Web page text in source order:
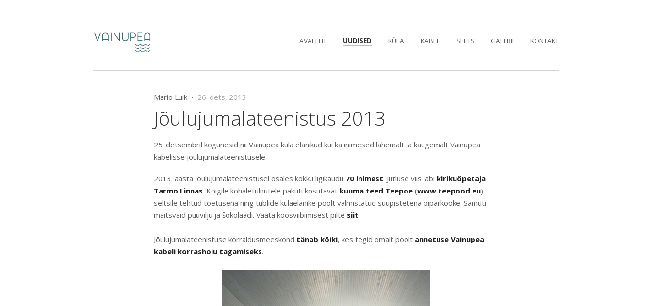
AVALEHT UUDISED KÜLA KABEL SELTS GALERII KONTAKT
Mario Luik • 26. dets, 2013
Jõulujumalateenistus 2013
25. detsembril kogunesid nii Vainupea küla elanikud kui ka inimesed lähemalt ja kaugemalt Vainupea
kabelisse jõulujumalateenistusele.
2013. aasta jõulujumalateenistusel osales kokku ligikaudu 70 inimest. Jutluse viis läbi kirikuõpetaja
Tarmo Linnas. Kõigile kohaletulnutele pakuti kosutavat kuuma teed Teepoe (www.teepood.eu)
seltsile tehtud toetusena ning tublide külaelanike poolt valmistatud suupistetena piparkooke. Samuti
maitsvaid puuvilju ja šokolaadi. Vaata koosviibimisest pilte siit.
Jõulujumalateenistuse korraldusmeeskond tänab kõiki, kes tegid omalt poolt annetuse Vainupea
kabeli korrashoiu tagamiseks.